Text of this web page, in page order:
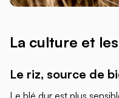
La culture et
Le riz, source de